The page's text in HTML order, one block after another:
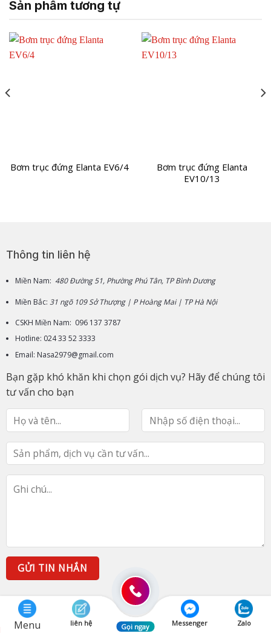
Sản phẩm tương tự
Bơm trục đứng Elanta EV6/4
Bơm trục đứng Elanta
EV10/13
Thông tin liên hệ
Miền Nam: 480 Đường 51, Phường Phú Tân, TP Bình Dương
Miền Bắc: 31 ngõ 109 Sở Thượng | P Hoàng Mai | TP Hà Nội
CSKH Miền Nam: 096 137 3787
Hotline: 024 33 52 3333
Email: Nasa2979@gmail.com
Bạn gặp khó khăn khi chọn gói dịch vụ? Hãy để chúng tôi
tư vấn cho bạn
Menu liên hệ Gọi ngay Messenger Zalo